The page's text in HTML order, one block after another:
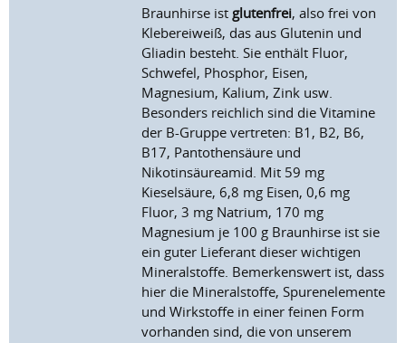
Braunhirse ist glutenfrei, also frei von
Klebereiweiß, das aus Glutenin und
Gliadin besteht. Sie enthält Fluor,
Schwefel, Phosphor, Eisen,
Magnesium, Kalium, Zink usw.
Besonders reichlich sind die Vitamine
der B-Gruppe vertreten: B1, B2, B6,
B17, Pantothensäure und
Nikotinsäureamid. Mit 59 mg
Kieselsäure, 6,8 mg Eisen, 0,6 mg
Fluor, 3 mg Natrium, 170 mg
Magnesium je 100 g Braunhirse ist sie
ein guter Lieferant dieser wichtigen
Mineralstoffe. Bemerkenswert ist, dass
hier die Mineralstoffe, Spurenelemente
und Wirkstoffe in einer feinen Form
vorhanden sind, die von unserem